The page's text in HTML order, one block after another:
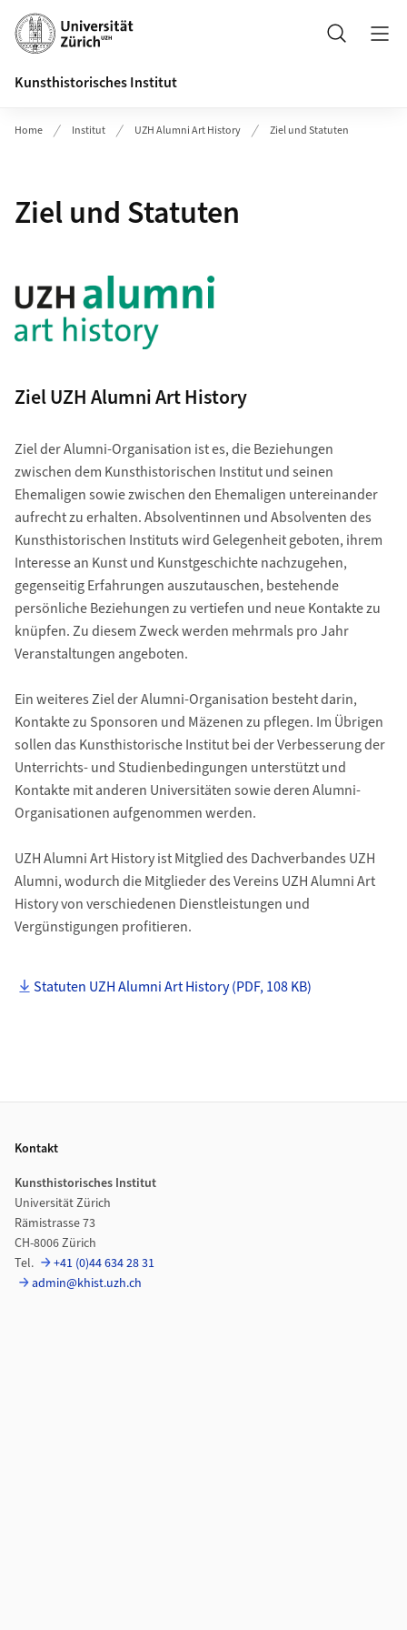
Header
Suche
Kunsthistorisches Institut
Home Institut UZH Alumni Art History Ziel und Statuten
Ziel und Statuten
Ziel UZH Alumni Art History
Ziel der Alumni-Organisation ist es, die Beziehungen
zwischen dem Kunsthistorischen Institut und seinen
Ehemaligen sowie zwischen den Ehemaligen untereinander
aufrecht zu erhalten. Absolventinnen und Absolventen des
Kunsthistorischen Instituts wird Gelegenheit geboten, ihrem
Interesse an Kunst und Kunstgeschichte nachzugehen,
gegenseitig Erfahrungen auszutauschen, bestehende
persönliche Beziehungen zu vertiefen und neue Kontakte zu
knüpfen. Zu diesem Zweck werden mehrmals pro Jahr
Veranstaltungen angeboten.
Ein weiteres Ziel der Alumni-Organisation besteht darin,
Kontakte zu Sponsoren und Mäzenen zu pflegen. Im Übrigen
sollen das Kunsthistorische Institut bei der Verbesserung der
Unterrichts- und Studienbedingungen unterstützt und
Kontakte mit anderen Universitäten sowie deren Alumni-
Organisationen aufgenommen werden.
UZH Alumni Art History ist Mitglied des Dachverbandes UZH
Alumni, wodurch die Mitglieder des Vereins UZH Alumni Art
History von verschiedenen Dienstleistungen und
Vergünstigungen profitieren.
Statuten UZH Alumni Art History (PDF, 108 KB)
Kontakt
Kunsthistorisches Institut
Universität Zürich
Rämistrasse 73
CH-8006 Zürich
Tel.
+41 (0)44 634 28 31
admin@khist.uzh.ch